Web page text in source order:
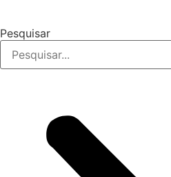
Pesquisar